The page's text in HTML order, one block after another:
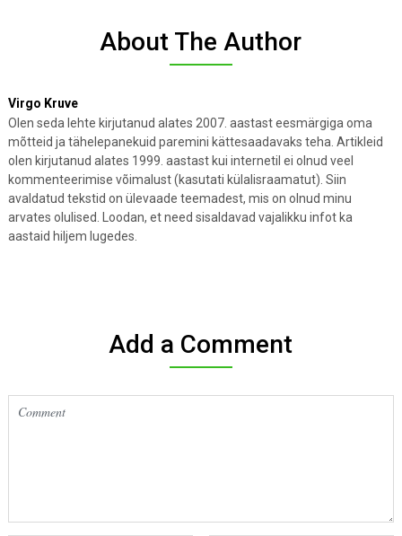
About The Author
Virgo Kruve
Olen seda lehte kirjutanud alates 2007. aastast eesmärgiga oma
mõtteid ja tähelepanekuid paremini kättesaadavaks teha. Artikleid
olen kirjutanud alates 1999. aastast kui internetil ei olnud veel
kommenteerimise võimalust (kasutati külalisraamatut). Siin
avaldatud tekstid on ülevaade teemadest, mis on olnud minu
arvates olulised. Loodan, et need sisaldavad vajalikku infot ka
aastaid hiljem lugedes.
Add a Comment